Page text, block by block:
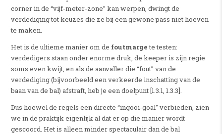
corner in de “vijf-meter-zone” kan werpen, dwingt de
verdediging tot keuzes die ze bij een gewone pass niet hoeven
te maken.
Het is de ultieme manier om de foutmargete testen:
verdedigers staan onder enorme druk, de keeper is zijn regie
soms even kwijt, en als de aanvaller die “fout” van de
verdediging (bijvoorbeeld een verkeerde inschatting van de
baan van de bal) afstraft, heb je een doelpunt [1.3.1, 1.3.3].
Dus hoewel de regels een directe “ingooi-goal” verbieden, zien
we in de praktijk eigenlijk al dat er op die manier wordt
gescoord. Het is alleen minder spectaculair dan de bal